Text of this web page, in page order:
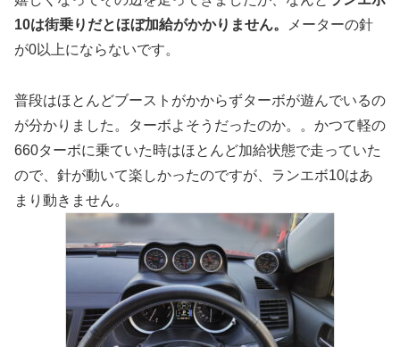
10は街乗りだとほぼ加給がかかりません。
メーターの針
が0以上にならないです。
普段はほとんどブーストがかからずターボが遊んでいるの
が分かりました。ターボよそうだったのか。。かつて軽の
660ターボに乗ていた時はほとんど加給状態で走っていた
ので、針が動いて楽しかったのですが、ランエボ10はあ
まり動きません。